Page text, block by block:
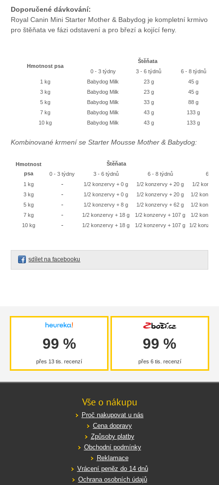
Doporučené dávkování:
Royal Canin Mini Starter Mother & Babydog je kompletní krmivo
pro štěňata ve fázi odstavení a pro březí a kojící feny.
Hmotnost psa
Štěňata
0 - 3 týdny
3 - 6 týdnů
6 - 8 týdnů
1 kg
Babydog Milk 23 g
45 g
3 kg
Babydog Milk 23 g
45 g
5 kg
Babydog Milk 33 g
88 g
7 kg
Babydog Milk 43 g
133 g
10 kg
Babydog Milk 43 g 133 g
Kombinované krmení se Starter Mousse Mother & Babydog:
Hmotnost
psa
Štěňata
0 - 3 týdny
3 - 6 týdnů 6 - 8 týdnů
6
1 kg
- 1/2 konzervy + 0 g 1/2 konzervy + 20 g
1/2
3 kg
- 1/2 konzervy + 0 g 1/2 konzervy + 20 g
1/2
5 kg
- 1/2 konzervy + 8 g 1/2 konzervy + 62 g
1/2
7 kg
- 1/2 konzervy + 18 g 1/2 konzervy + 107 g
1/2
10 kg
- 1/2 konzervy + 18 g 1/2 konzervy + 107 g 1/2
sdílet na facebooku
99 %
přes 13 tis. recenzí
99 %
přes 6 tis. recenzí
Vše o nákupu
Proč nakupovat u nás
Cena dopravy
Způsoby platby
Obchodní podmínky
Reklamace
Vrácení peněz do 14 dnů
Ochrana osobních údajů